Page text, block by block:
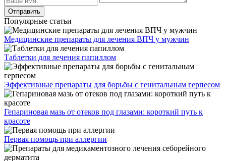
Популярные статьи
Медицинские препараты для лечения ВПЧ у мужчин
Таблетки для лечения папиллом
Эффективные препараты для борьбы с генитальным герпесом
Гепариновая мазь от отеков под глазами: короткий путь к
красоте
Первая помощь при аллергии